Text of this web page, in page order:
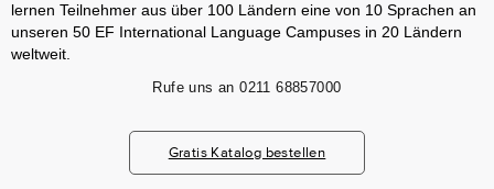
lernen Teilnehmer aus über 100 Ländern eine von 10 Sprachen an
unseren 50 EF International Language Campuses in 20 Ländern
weltweit.
Rufe uns an 0211 68857000
Gratis Katalog bestellen